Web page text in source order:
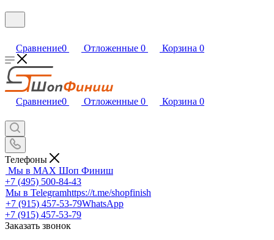
Сравнение0 Отложенные 0 Корзина 0
Сравнение0 Отложенные 0 Корзина 0
Телефоны
Мы в MAX Шоп Финиш
+7 (495) 500-84-43
Мы в Telegramhttps://t.me/shopfinish
+7 (915) 457-53-79WhatsApp
+7 (915) 457-53-79
Заказать звонок